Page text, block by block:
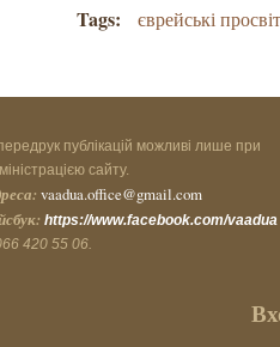
Tags: єврейські
публікацій можливі лише при
сайту.
vaadua.office@gmail.com
https://www.facebook.com/vaadua
420 55 06.